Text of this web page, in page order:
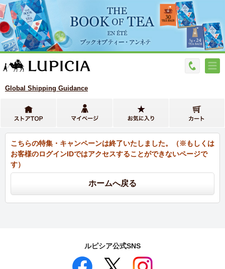
Global Shipping Guidance
こちらの特集・キャンペーンは終了いたしました。（※もしくは
お客様のログインIDではアクセスすることができないページで
す）
ルピシア公式SNS